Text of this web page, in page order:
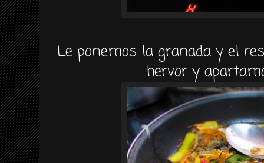
Le ponemos la granada y el
hervor y